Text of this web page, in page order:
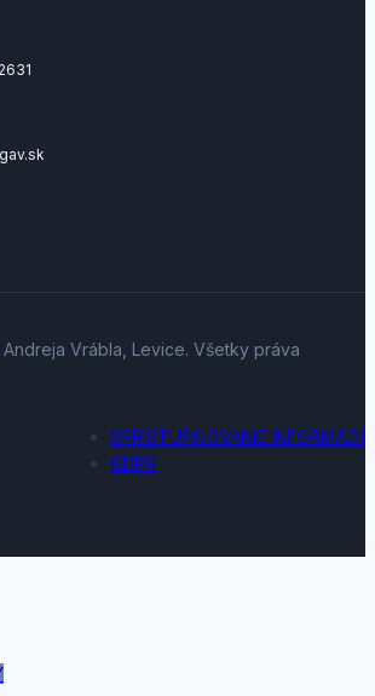
Vrábla, Levice. Všetky práva
SPRÍSTUPŇOVANIE INFORMÁCII
GDPR